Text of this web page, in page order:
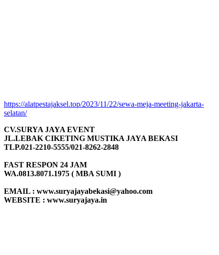
https://alatpestajaksel.top/2023/11/22/sewa-meja-meeting-jakarta-
selatan/
CV.SURYA JAYA EVENT
JL.LEBAK CIKETING MUSTIKA JAYA BEKASI
TLP.021-2210-5555/021-8262-2848
FAST RESPON 24 JAM
WA.0813.8071.1975 ( MBA SUMI )
EMAIL : www.suryajayabekasi@yahoo.com
WEBSITE : www.suryajaya.in